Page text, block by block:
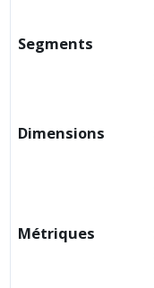
Segments
Dimensions
Métriques